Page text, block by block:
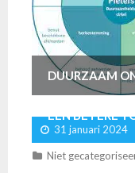
DUURZAAM
EEN BETERE
31 januari 2024
Niet